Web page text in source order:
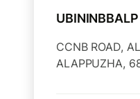
UBININBBALP
CCNB ROAD,
ALAPPUZHA,